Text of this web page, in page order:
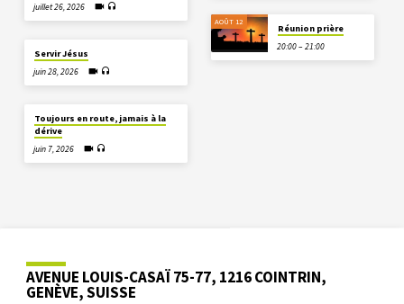
juillet 26, 2026
Servir Jésus
juin 28, 2026
Toujours en route, jamais à la
dérive
juin 7, 2026
AOÛT 12
Réunion prière
20:00 – 21:00
AVENUE LOUIS-CASAÏ 75-77, 1216 COINTRIN,
GENÈVE, SUISSE